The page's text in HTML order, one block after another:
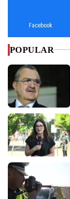
Facebook
POPULAR